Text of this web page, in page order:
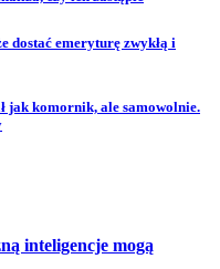
dostać emeryturę zwykłą i
jak komornik, ale samowolnie.
inteligencje mogą